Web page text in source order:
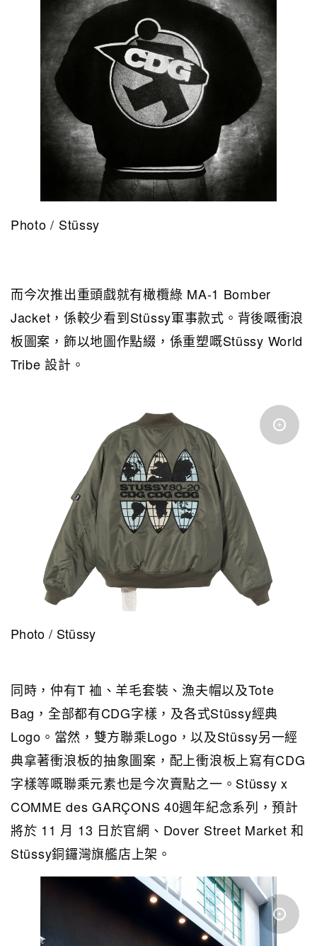
Photo / Stüssy
而今次推出重頭戲就有橄欖綠 MA-1 Bomber
Jacket，係較少看到Stüssy軍事款式。背後嘅衝浪
板圖案，飾以地圖作點綴，係重塑嘅Stüssy World
Tribe 設計。
Photo / Stüssy
同時，仲有T 裇、羊毛套裝、漁夫帽以及Tote
Bag，全部都有CDG字樣，及各式Stüssy經典
Logo。當然，雙方聯乘Logo，以及Stüssy另一經
典拿著衝浪板的抽象圖案，配上衝浪板上寫有CDG
字樣等嘅聯乘元素也是今次賣點之一。Stüssy x
COMME des GARÇONS 40週年紀念系列，預計
將於 11 月 13 日於官網、Dover Street Market 和
Stüssy銅鑼灣旗艦店上架。